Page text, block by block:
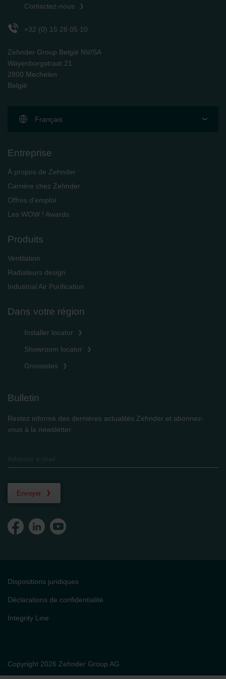
Zehnder Polska Sp. z o.o.: Oświadczenie o ochronie
Zehnder Group UK Limited: Privacy Policy
Contactez-nous
+32 (0) 15 28 05 10
Zehnder Group België NV/SA
Wayenborgstraat 21
2800 Mechelen
België
Français
Entreprise
À propos de Zehnder
Carrière chez Zehnder
Offres d'emploi
Les WOW ! Awards
Produits
Ventilation
Radiateurs design
Industrial Air Purification
Dans votre région
Installer locator
Showroom locator
Grossistes
Bulletin
Restez informé des dernières actualités Zehnder et abonnez-
vous à la newsletter.
Envoyer
Copyright 2026 Zehnder Group AG
Dispositions juridiques
Déclarations de confidentialité
Integrity Line